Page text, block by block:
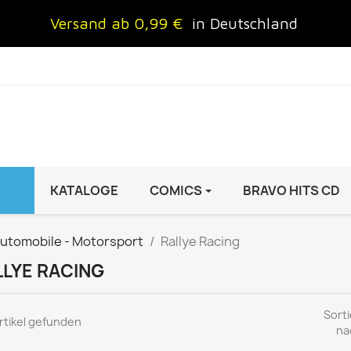
Versand ab 0,99 € in Deutschland
Special
FRAUEN AUTO & MOTOR
KATALOGE COMICS BRAVO HITS CD
- Motorsport Rallye Racing
RACING
gefunden